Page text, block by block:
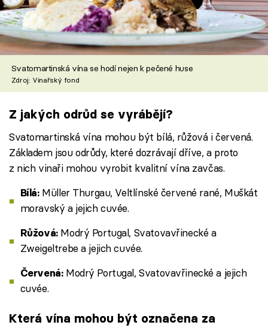
Svatomartinská vína se hodí nejen k pečené huse
Zdroj: Vinařský fond
Z jakých odrůd se vyrábějí?
Svatomartinská vína mohou být bílá, růžová i červená.
Základem jsou odrůdy, které dozrávají dříve, a proto
z nich vinaři mohou vyrobit kvalitní vína zavčas.
Bílá:Müller Thurgau, Veltlínské červené rané, Muškát
moravský a jejich cuvée.
Růžová:Modrý Portugal, Svatovavřinecké a
Zweigeltrebe a jejich cuvée.
Červená:Modrý Portugal, Svatovavřinecké a jejich
cuvée.
Která vína mohou být označena za